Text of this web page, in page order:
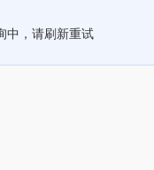
中，请刷新重试